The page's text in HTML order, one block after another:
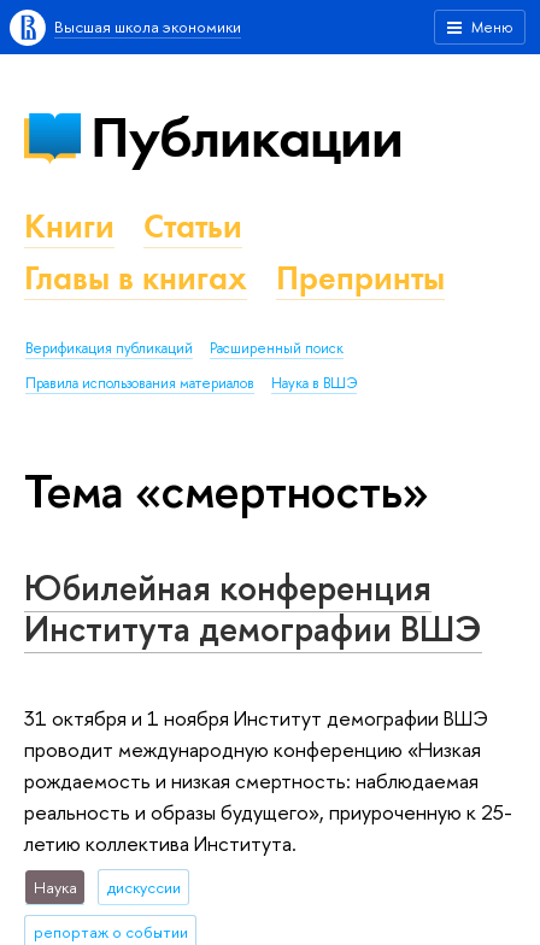
Меню
Высшая школа экономики
Публикации
Книги
Статьи
Главы в книгах
Препринты
Верификация публикаций
Расширенный поиск
Правила использования материалов
Наука в ВШЭ
Тема «смертность»
Юбилейная конференция
Института демографии ВШЭ
31 октября и 1 ноября Институт демографии ВШЭ
проводит международную конференцию «Низкая
рождаемость и низкая смертность: наблюдаемая
реальность и образы будущего», приуроченную к 25-
летию коллектива Института.
Наука дискуссии
репортаж о событии